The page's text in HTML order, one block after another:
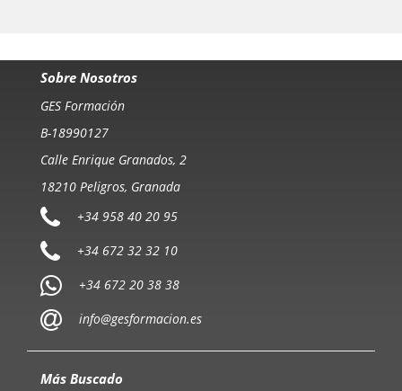
Sobre Nosotros
GES Formación
B-18990127
Calle Enrique Granados, 2
18210 Peligros, Granada
+34 958 40 20 95
+34 672 32 32 10
+34 672 20 38 38
info@gesformacion.es
Más Buscado